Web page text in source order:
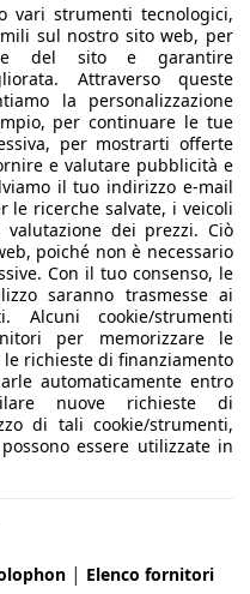
vari strumenti tecnologici,
sul nostro sito web, per
del sito e garantire
Attraverso queste
la personalizzazione
per continuare le tue
per mostrarti offerte
e valutare pubblicità e
il tuo indirizzo e-mail
le ricerche salvate, i veicoli
dei prezzi. Ciò
poiché non è necessario
Con il tuo consenso, le
saranno trasmesse ai
Alcuni cookie/strumenti
per memorizzare le
richieste di finanziamento
automaticamente entro
nuove richieste di
di tali cookie/strumenti,
essere utilizzate in
| Elenco fornitori